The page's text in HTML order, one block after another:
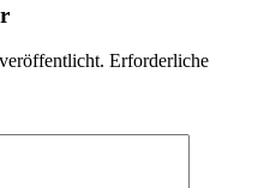
Erforderliche